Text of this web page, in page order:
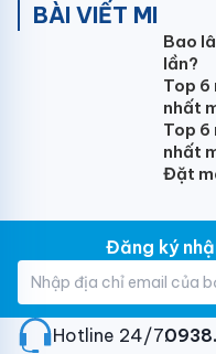
BÀI VIẾT MI
Bao
lần?
Top 6
nhất
Top 6
nhất
Đặt
Đăng ký
Hotline 24/7: